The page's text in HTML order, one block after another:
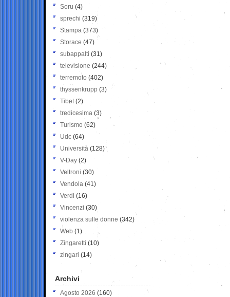
Soru (4)
sprechi (319)
Stampa (373)
Storace (47)
subappalti (31)
televisione(244)
terremoto (402)
thyssenkrupp (3)
Tibet(2)
tredicesima (3)
Turismo (62)
Udc (64)
Università (128)
V-Day (2)
Veltroni (30)
Vendola (41)
Verdi (16)
Vincenzi (30)
violenza sulle donne (342)
Web (1)
Zingaretti (10)
zingari (14)
Archivi
Agosto 2026 (160)